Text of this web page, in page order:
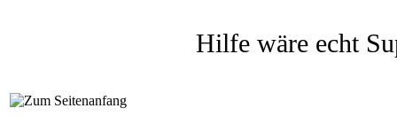
Hilfe wäre echt